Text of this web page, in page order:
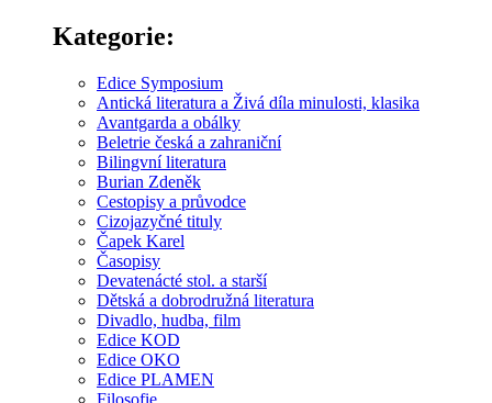
Kategorie:
Edice Symposium
Antická literatura a Živá díla minulosti, klasika
Avantgarda a obálky
Beletrie česká a zahraniční
Bilingvní literatura
Burian Zdeněk
Cestopisy a průvodce
Cizojazyčné tituly
Čapek Karel
Časopisy
Devatenácté stol. a starší
Dětská a dobrodružná literatura
Divadlo, hudba, film
Edice KOD
Edice OKO
Edice PLAMEN
Filosofie